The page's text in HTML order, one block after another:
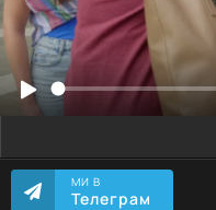
МИ В
Телеграм